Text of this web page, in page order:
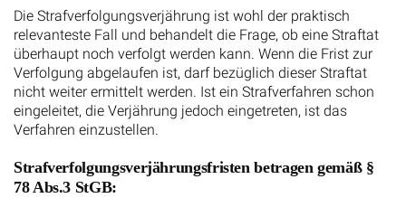
Die Strafverfolgungsverjährung ist wohl der praktisch
relevanteste Fall und behandelt die Frage, ob eine Straftat
überhaupt noch verfolgt werden kann. Wenn die Frist zur
Verfolgung abgelaufen ist, darf bezüglich dieser Straftat
nicht weiter ermittelt werden. Ist ein Strafverfahren schon
eingeleitet, die Verjährung jedoch eingetreten, ist das
Verfahren einzustellen.
Strafverfolgungsverjährungsfristen betragen gemäß §
78 Abs.3 StGB: